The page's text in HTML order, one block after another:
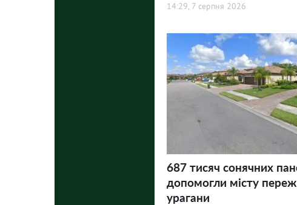
14:29, 7 серпня 2026
687 тисяч сонячних
допомогли місту
урагани